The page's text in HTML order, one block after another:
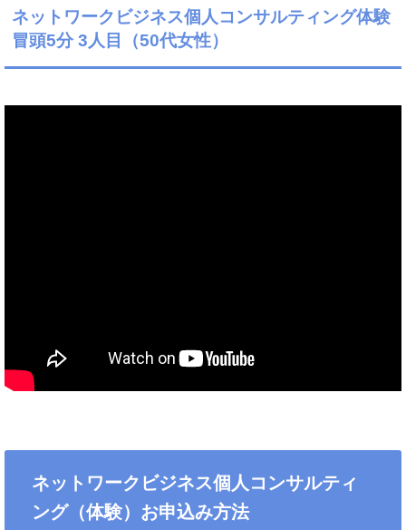
ネットワークビジネス個人コンサルティング体験
冒頭5分 3人目（50代女性）
ネットワークビジネス個人コンサルティ
ング（体験）お申込み方法